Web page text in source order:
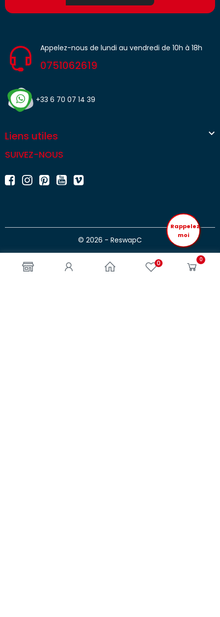
0 0
Appelez-nous de lundi au vendredi de 10h à 18h
0751062619
+33 6 70 07 14 39
Liens utiles 
SUIVEZ-NOUS
© 2026 - ReswapC
Rappelez
moi